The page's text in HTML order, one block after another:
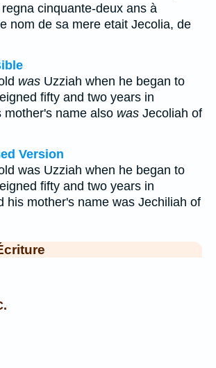
cinquante-deux ans à
nom de sa mere etait Jecolia, de
was Uzziah when he began to
fifty and two years in
mother's name also was Jecoliah of
Version
was Uzziah when he began to
fifty and two years in
his mother's name was Jechiliah of